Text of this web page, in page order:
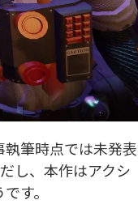
執筆時点では未発表
し、本作はアクシ
す。